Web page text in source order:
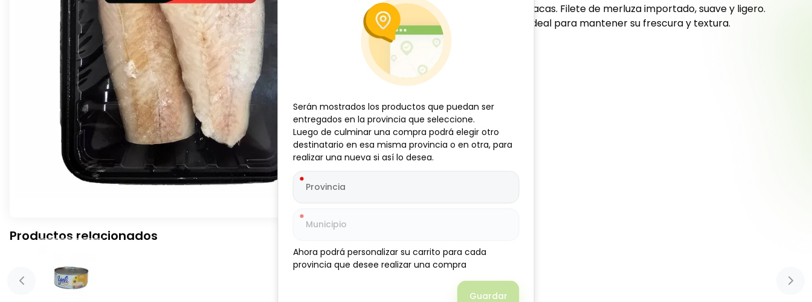
Filete de Merluza, 500 g, Jacas. Filete de merluza importado, suave y ligero.
Contiene 15 % de glaseo, ideal para mantener su frescura y textura.
Productos relacionados
Diapositiva anterior
Serán mostrados los productos que puedan ser
entregados en la provincia que seleccione.
Luego de culminar una compra podrá elegir otro
destinatario en esa misma provincia o en otra, para
realizar una nueva si así lo desea.
Ahora podrá personalizar su carrito para cada
provincia que desee realizar una compra
Guardar
Serán mostrados los productos que puedan ser
entregados en la provincia que seleccione.
Luego de culminar una compra podrá elegir otro
destinatario en esa misma provincia o en otra, para
realizar una nueva si así lo desea.
Ahora podrá personalizar su carrito para cada
provincia que desee realizar una compra
Guardar